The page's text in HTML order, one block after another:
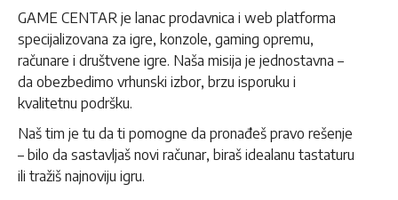
GAME CENTAR je lanac prodavnica i web platforma
specijalizovana za igre, konzole, gaming opremu,
računare i društvene igre. Naša misija je jednostavna –
da obezbedimo vrhunski izbor, brzu isporuku i
kvalitetnu podršku.
Naš tim je tu da ti pomogne da pronađeš pravo rešenje
– bilo da sastavljaš novi računar, biraš idealanu tastaturu
ili tražiš najnoviju igru.